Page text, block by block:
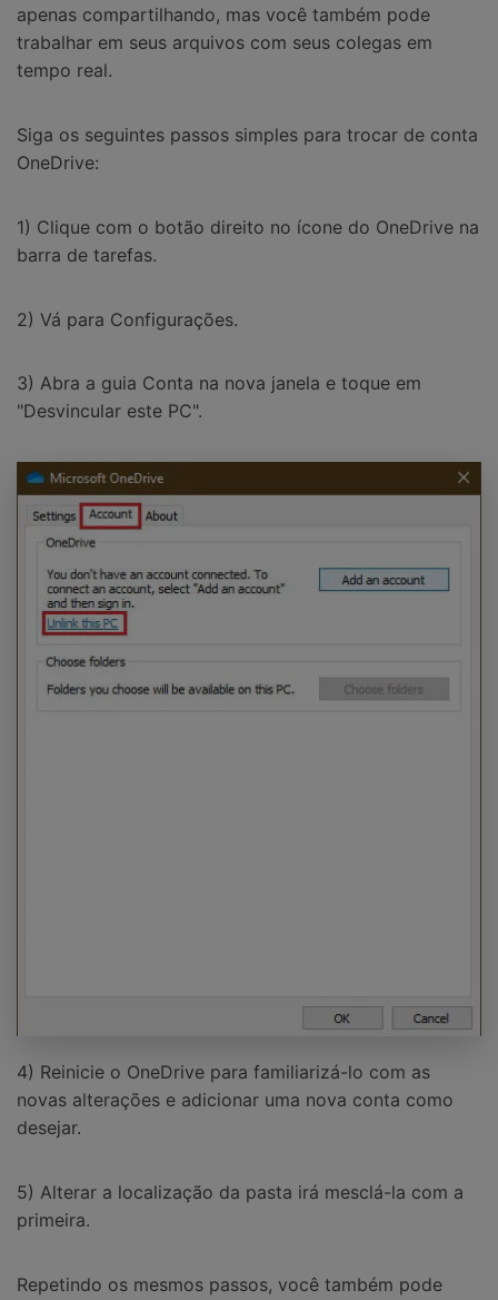
apenas compartilhando, mas você também pode
trabalhar em seus arquivos com seus colegas em
tempo real.
Siga os seguintes passos simples para trocar de conta
OneDrive:
1) Clique com o botão direito no ícone do OneDrive na
barra de tarefas.
2) Vá para Configurações.
3) Abra a guia Conta na nova janela e toque em
"Desvincular este PC".
4) Reinicie o OneDrive para familiarizá-lo com as
novas alterações e adicionar uma nova conta como
desejar.
5) Alterar a localização da pasta irá mesclá-la com a
primeira.
Repetindo os mesmos passos, você também pode